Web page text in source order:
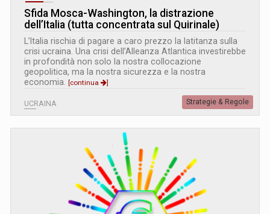
Sfida Mosca-Washington, la distrazione
dell’Italia (tutta concentrata sul Quirinale)
L’Italia rischia di pagare a caro prezzo la latitanza sulla
crisi ucraina. Una crisi dell’Alleanza Atlantica investirebbe
in profondità non solo la nostra collocazione
geopolitica, ma la nostra sicurezza e la nostra
economia. [continua ]
UCRAINA Strategie & Regole